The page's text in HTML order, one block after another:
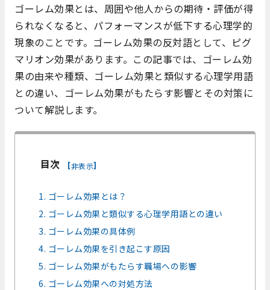
ゴーレム効果とは、周囲や他人からの期待・評価が得
られなくなると、パフォーマンスが低下する心理学的
現象のことです。ゴーレム効果の反対語として、ピグ
マリオン効果があります。この記事では、ゴーレム効
果の由来や種類、ゴーレム効果と類似する心理学用語
との違い、ゴーレム効果がもたらす影響とその対策に
ついて解説します。
目次 [非表示]
1. ゴーレム効果とは？
2. ゴーレム効果と類似する心理学用語との違い
3. ゴーレム効果の具体例
4. ゴーレム効果を引き起こす原因
5. ゴーレム効果がもたらす職場への影響
6. ゴーレム効果への対処方法